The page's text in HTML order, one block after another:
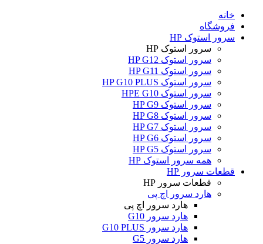
خانه
فروشگاه
سرور استوک HP
سرور استوک HP
سرور استوک HP G12
سرور استوک HP G11
سرور استوک HP G10 PLUS
سرور استوک HPE G10
سرور استوک HP G9
سرور استوک HP G8
سرور استوک HP G7
سرور استوک HP G6
سرور استوک HP G5
همه سرور استوک HP
قطعات سرور HP
قطعات سرور HP
هارد سرور اچ پی
هارد سرور اچ پی
هارد سرور G10
هارد سرور G10 PLUS
هارد سرور G5